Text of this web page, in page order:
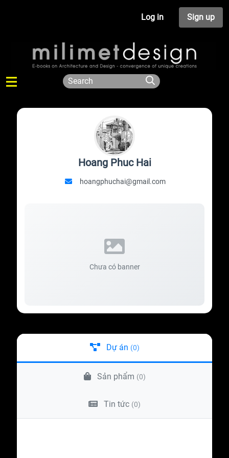
Log in Sign up
Hoang Phuc Hai
hoangphuchai@gmail.com
Chưa có banner
Dự án (0)
Sản phẩm (0)
Tin tức (0)